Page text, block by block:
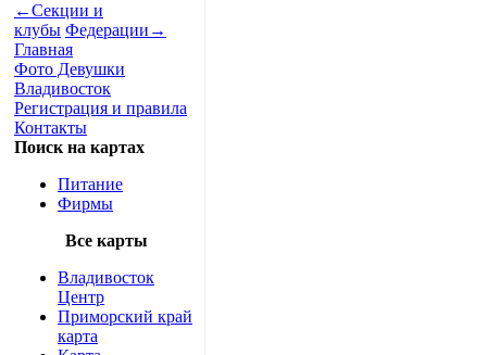
←Секции и
клубы Федерации →
Главная
Фото Девушки
Владивосток
Регистрация и правила
Контакты
Поиск на картах
Питание
Фирмы
Все карты
Владивосток
Центр
Приморский край
карта